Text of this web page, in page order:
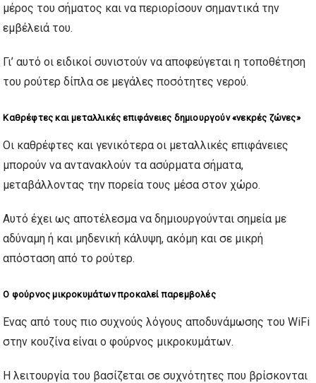
μέρος του σήματος και να περιορίσουν σημαντικά την
εμβέλειά του.
Γι’ αυτό οι ειδικοί συνιστούν να αποφεύγεται η τοποθέτηση
του ρούτερ δίπλα σε μεγάλες ποσότητες νερού.
Καθρέφτες και μεταλλικές επιφάνειες δημιουργούν «νεκρές ζώνες»
Οι καθρέφτες και γενικότερα οι μεταλλικές επιφάνειες
μπορούν να αντανακλούν τα ασύρματα σήματα,
μεταβάλλοντας την πορεία τους μέσα στον χώρο.
Αυτό έχει ως αποτέλεσμα να δημιουργούνται σημεία με
αδύναμη ή και μηδενική κάλυψη, ακόμη και σε μικρή
απόσταση από το ρούτερ.
Ο φούρνος μικροκυμάτων προκαλεί παρεμβολές
Ένας από τους πιο συχνούς λόγους αποδυνάμωσης του WiFi
στην κουζίνα είναι ο φούρνος μικροκυμάτων.
Η λειτουργία του βασίζεται σε συχνότητες που βρίσκονται